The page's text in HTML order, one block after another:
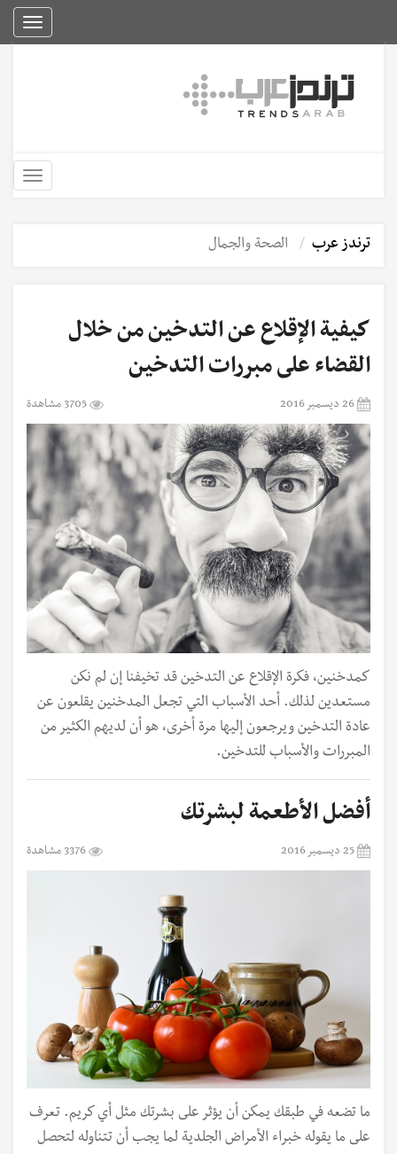
Toggle
Toggle
ترندز عرب الصحة والجمال
كيفية الإقلاع عن التدخين من خلال
القضاء على مبررات التدخين
26 ديسمبر 2016 3705 مشاهدة
كمدخنين، فكرة الإقلاع عن التدخين قد تخيفنا إن لم نكن
مستعدين لذلك. أحد الأسباب التي تجعل المدخنين يقلعون عن
عادة التدخين ويرجعون إليها مرة أخرى، هو أن لديهم الكثير من
المبررات والأسباب للتدخين.
أفضل الأطعمة لبشرتك
25 ديسمبر 2016 3376 مشاهدة
ما تضعه في طبقك يمكن أن يؤثر على بشرتك مثل أي كريم. تعرف
على ما يقوله خبراء الأمراض الجلدية لما يجب أن تتناوله لتحصل